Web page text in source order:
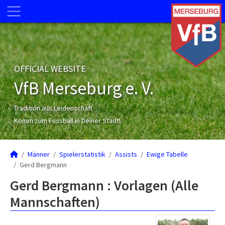
OFFICIAL WEBSITE
VfB Merseburg e. V.
Tradition aus Leidenschaft
Komm zum Fussball in Deiner Stadt!
Männer Spielerstatistik Assists
Ewige Tabelle
Gerd Bergmann
Gerd Bergmann : Vorlagen (Alle
Mannschaften)